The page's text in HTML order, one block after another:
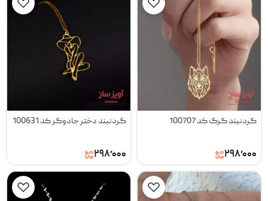
گردنبند گرگ کد 100707
۲۹۸٬۰۰۰
گردنبند دختر جادوگر کد 100631
۲۹۸٬۰۰۰